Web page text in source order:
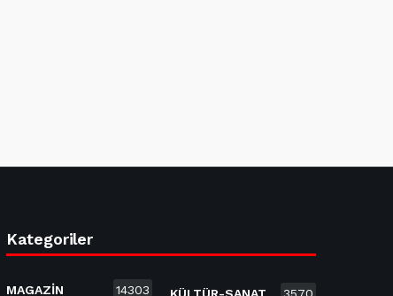
Kategoriler
MAGAZİN 14303 KÜLTÜR-SANAT 3570